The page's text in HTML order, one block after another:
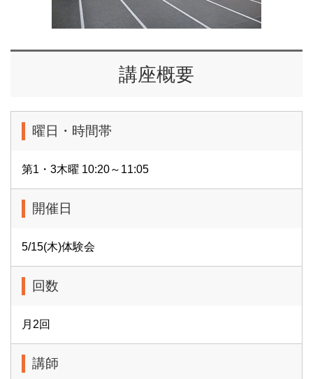
講座概要
曜日・時間帯
第1・3木曜 10:20～11:05
開催日
5/15(木)体験会
回数
月2回
講師